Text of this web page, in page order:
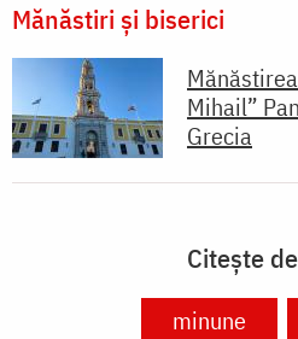
Mănăstiri și biserici
Mihail”
Grecia
Citește
minune